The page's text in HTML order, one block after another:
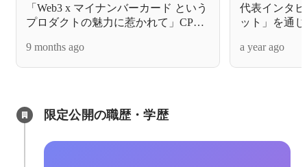
「Web3 x マイナンバーカード という
プロダクトの魅力に惹かれて」CPO
9 months ago
代表インタ
ット」を通
ンク企業へ
a year ago
限定公開の職歴・学歴